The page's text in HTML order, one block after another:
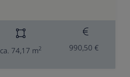
ca. 74,17 m2 990,50 €